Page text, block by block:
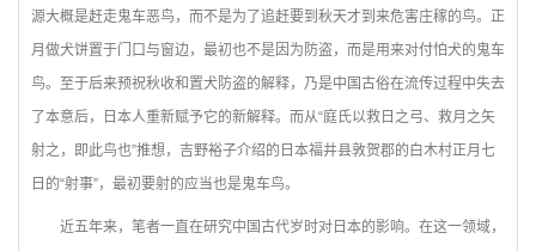
源大概是赶走鬼车恶鸟，而不是为了追赶要到秋天才到来危害庄稼的鸟。正
月做犬饼置于门口与窗边，最初也不是因为防盗，而是用来对付怕犬的鬼车
鸟。至于后来预祝秋收和置犬防盗的解释，乃是中国古俗在流传过程中失去
了本意后，日本人重新赋予它的新解释。而从“庭氏以救日之弓、救月之矢
射之，即此鸟也”推想，吉野裕子介绍的日本福井县敦贺郡的白木村正月七
日的“射事”，最初要射的应当也是鬼车鸟。
近五年来，笔者一直在研究中国古代岁时对日本的影响。在这一领域，